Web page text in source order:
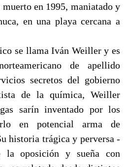
en 1995, maniatado y
en una playa cercana a
se llama Iván Weiller y es
de apellido
secretos del gobierno
de la química, Weiller
sarín inventado por los
en potencial arma de
historia trágica y perversa -
oposición y sueña con